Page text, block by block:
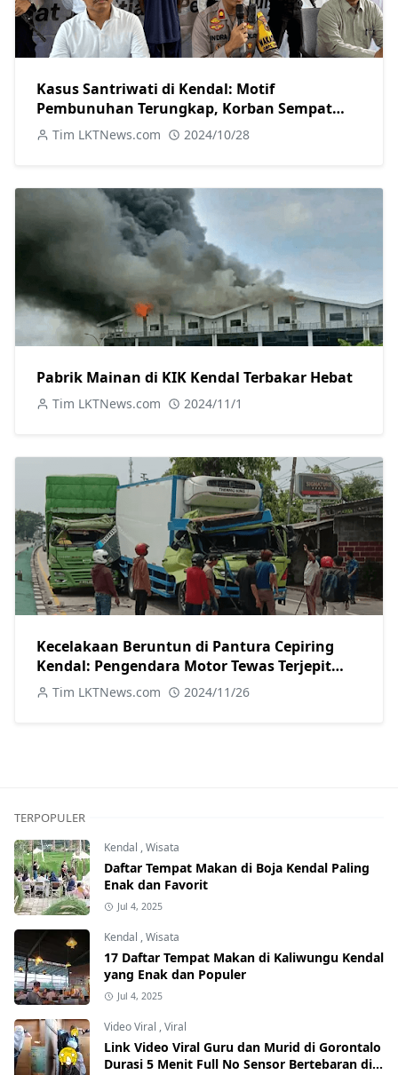
Kasus Santriwati di Kendal: Motif
Pembunuhan Terungkap, Korban Sempat
Melawan
Tim LKTNews.com 2024/10/28
Pabrik Mainan di KIK Kendal Terbakar Hebat
Tim LKTNews.com 2024/11/1
Kecelakaan Beruntun di Pantura Cepiring
Kendal: Pengendara Motor Tewas Terjepit
TrukTim LKTNews.com 2024/11/26
TERPOPULER
Kendal ,Wisata
Daftar Tempat Makan di Boja Kendal Paling
Enak dan Favorit
Jul 4, 2025
Kendal ,Wisata
17 Daftar Tempat Makan di Kaliwungu Kendal
yang Enak dan Populer
Jul 4, 2025
Video Viral ,Viral
Link Video Viral Guru dan Murid di Gorontalo
Durasi 5 Menit Full No Sensor Bertebaran di